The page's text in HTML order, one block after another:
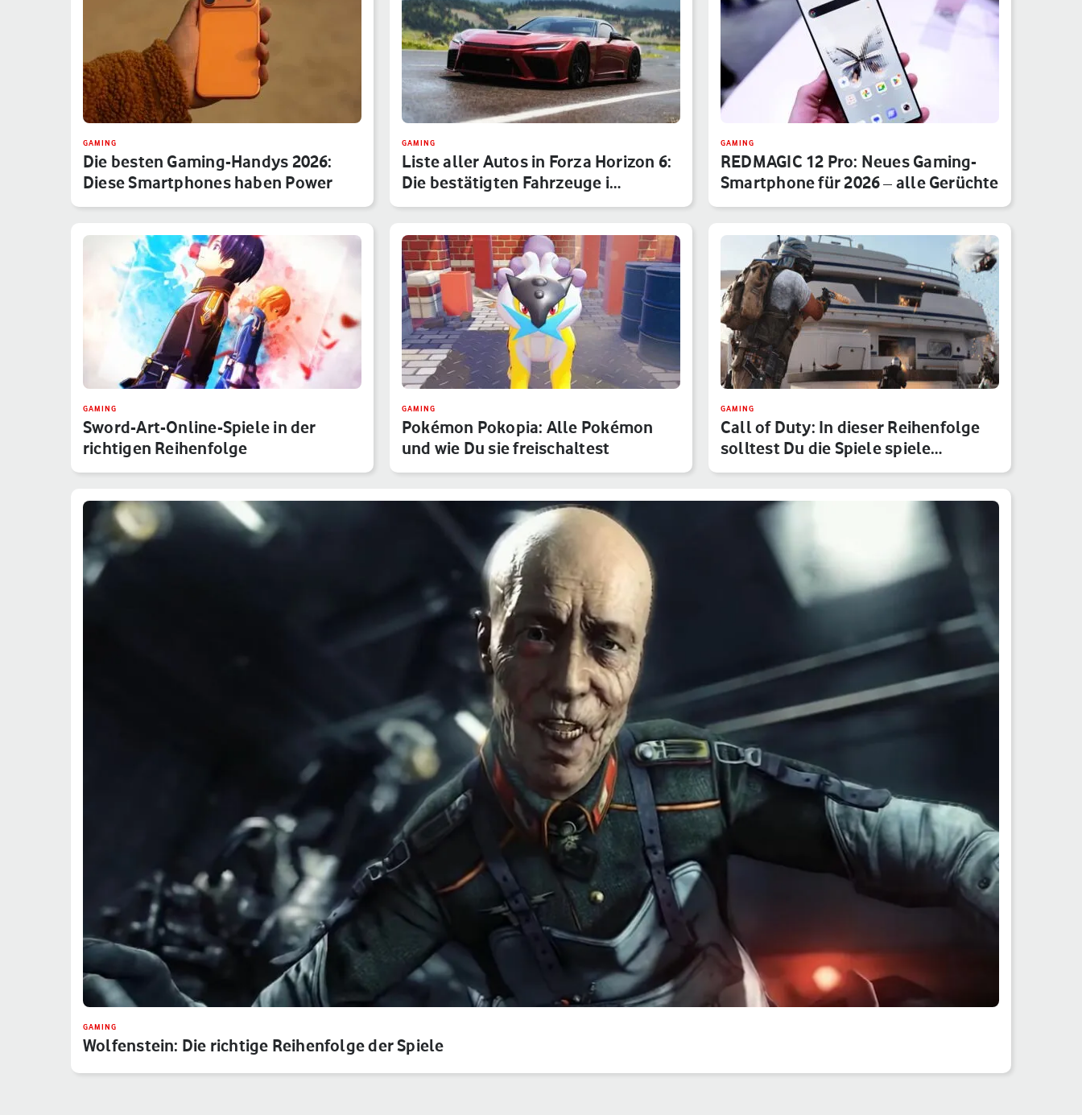
GAMING
Die besten Gaming-Handys 2026:
Diese Smartphones haben Power
GAMING
Liste aller Autos in Forza Horizon 6:
Die bestätigten Fahrzeuge i…
GAMING
REDMAGIC 12 Pro: Neues Gaming-
Smartphone für 2026 – alle Gerüchte
GAMING
Sword-Art-Online-Spiele in der
richtigen Reihenfolge
GAMING
Pokémon Pokopia: Alle Pokémon
und wie Du sie freischaltest
GAMING
Call of Duty: In dieser Reihenfolge
solltest Du die Spiele spiele…
GAMING
Wolfenstein: Die richtige Reihenfolge der Spiele